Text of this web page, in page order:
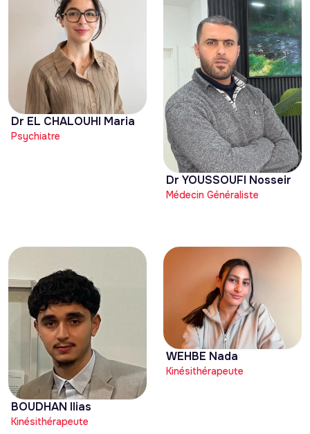
Dr EL CHALOUHI Maria
Psychiatre
Dr YOUSSOUFI Nosseir
Médecin Généraliste
BOUDHAN Ilias
Kinésithérapeute
WEHBE Nada
Kinésithérapeute